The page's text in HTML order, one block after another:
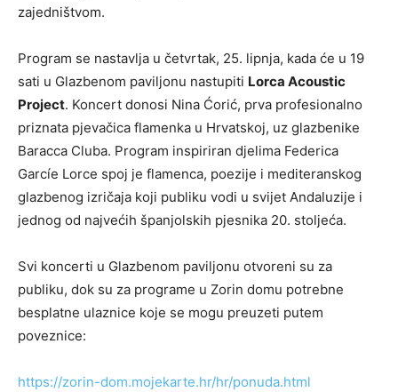
zajedništvom.
Program se nastavlja u četvrtak, 25. lipnja, kada će u 19
sati u Glazbenom paviljonu nastupiti Lorca Acoustic
Project. Koncert donosi Nina Ćorić, prva profesionalno
priznata pjevačica flamenka u Hrvatskoj, uz glazbenike
Baracca Cluba. Program inspiriran djelima Federica
Garcíe Lorce spoj je flamenca, poezije i mediteranskog
glazbenog izričaja koji publiku vodi u svijet Andaluzije i
jednog od najvećih španjolskih pjesnika 20. stoljeća.
Svi koncerti u Glazbenom paviljonu otvoreni su za
publiku, dok su za programe u Zorin domu potrebne
besplatne ulaznice koje se mogu preuzeti putem
poveznice:
https://zorin-dom.mojekarte.hr/hr/ponuda.html